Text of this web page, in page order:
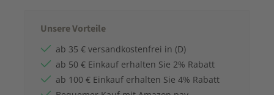
Unsere Vorteile
ab 35 € versandkostenfrei in (D)
ab 50 € Einkauf erhalten Sie 2% Rabatt
ab 100 € Einkauf erhalten Sie 4% Rabatt